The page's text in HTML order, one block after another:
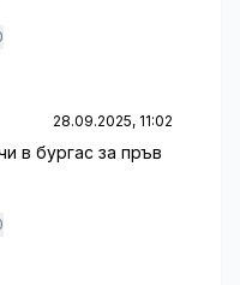
28.09.2025, 11:02
в бургас за пръв